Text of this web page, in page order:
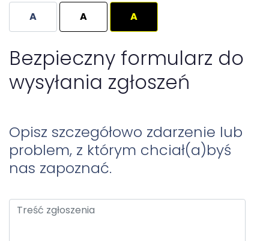
A A A
Bezpieczny formularz do
wysyłania zgłoszeń
Opisz szczegółowo zdarzenie lub
problem, z którym chciał(a)byś
nas zapoznać.
Treść zgłoszenia